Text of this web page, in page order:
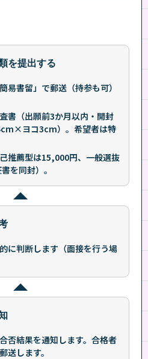
を提出する
易書留」で郵送（持参も可）
書（出願前3か月以内・開封
ヨコ3cm）。希望者は特
推薦型は15,000円、一般選抜
を同封）。
に判断します（面接を行う場
否結果を通知します。合格者
送します。